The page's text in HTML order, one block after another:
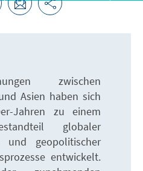
zwischen
Asien haben sich
Jahren zu einem
globaler
und geopolitischer
entwickelt.